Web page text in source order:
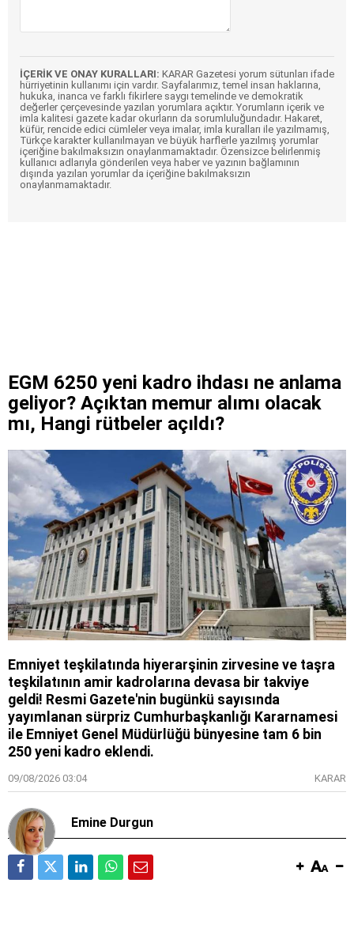
İÇERİK VE ONAY KURALLARI: KARAR Gazetesi yorum sütunları ifade
hürriyetinin kullanımı için vardır. Sayfalarımız, temel insan haklarına,
hukuka, inanca ve farklı fikirlere saygı temelinde ve demokratik
değerler çerçevesinde yazılan yorumlara açıktır. Yorumların içerik ve
imla kalitesi gazete kadar okurların da sorumluluğundadır. Hakaret,
küfür, rencide edici cümleler veya imalar, imla kuralları ile yazılmamış,
Türkçe karakter kullanılmayan ve büyük harflerle yazılmış yorumlar
içeriğine bakılmaksızın onaylanmamaktadır. Özensizce belirlenmiş
kullanıcı adlarıyla gönderilen veya haber ve yazının bağlamının
dışında yazılan yorumlar da içeriğine bakılmaksızın
onaylanmamaktadır.
EGM 6250 yeni kadro ihdası ne anlama
geliyor? Açıktan memur alımı olacak
mı, Hangi rütbeler açıldı?
Emniyet teşkilatında hiyerarşinin zirvesine ve taşra
teşkilatının amir kadrolarına devasa bir takviye
geldi! Resmi Gazete'nin bugünkü sayısında
yayımlanan sürpriz Cumhurbaşkanlığı Kararnamesi
ile Emniyet Genel Müdürlüğü bünyesine tam 6 bin
250 yeni kadro eklendi.
09/08/2026 03:04 KARAR
Emine Durgun